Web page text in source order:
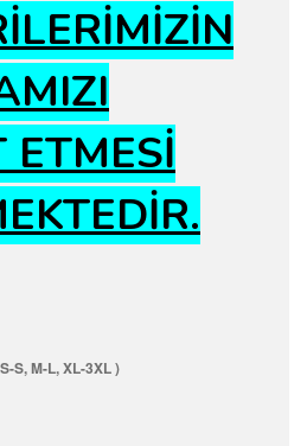
ETMESİ
S, M-L, XL-3XL )